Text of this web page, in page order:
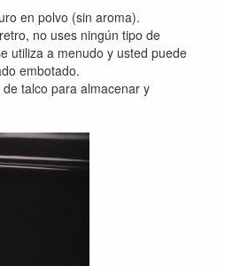
en polvo (sin aroma).
no uses ningún tipo de
utiliza a menudo y usted puede
embotado.
talco para almacenar y